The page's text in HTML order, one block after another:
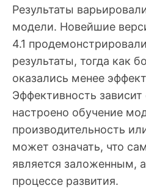
Результаты
модели. Новейшие
4.1
результаты, тогда как
оказались менее
Эффективность
настроено обучение
производительность
может означать, что
является заложенным,
процессе развития.